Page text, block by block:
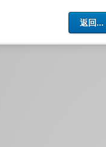
返回...